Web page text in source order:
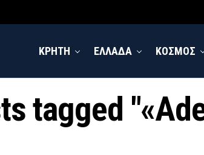
ΚΡΗΤΗ ΕΛΛΑΔΑ ΚΟΣΜΟΣ
tagged